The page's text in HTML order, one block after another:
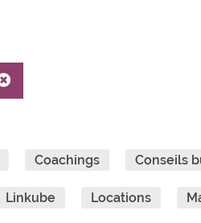
Coachings Conseils
Linkube Locations